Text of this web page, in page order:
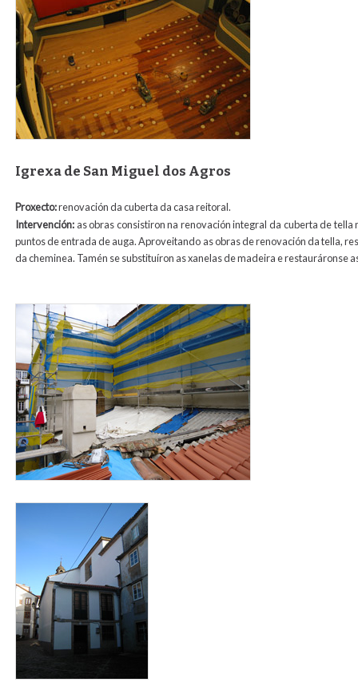
Igrexa de San Miguel dos Agros
Proxecto:renovación da cuberta da casa reitoral.
Intervención: as obras consistiron na renovación integral da cuberta de
puntos de entrada de auga. Aproveitando as obras de renovación da tella,
da cheminea. Tamén se substituíron as xanelas de madeira e restauráronse
foto_obras_rectoral_san_miguel.jpg
foto_rectoral_san_miguel.jpg